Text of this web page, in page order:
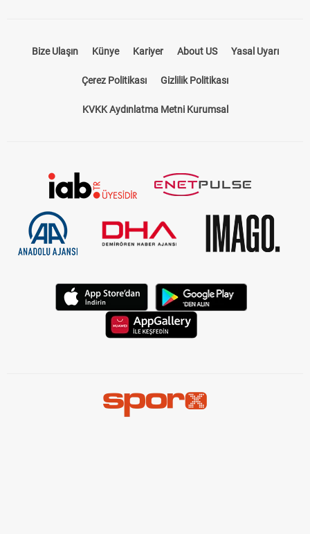
Bize Ulaşın Künye Kariyer About US Yasal Uyarı
Çerez Politikası Gizlilik Politikası
KVKK Aydınlatma Metni Kurumsal